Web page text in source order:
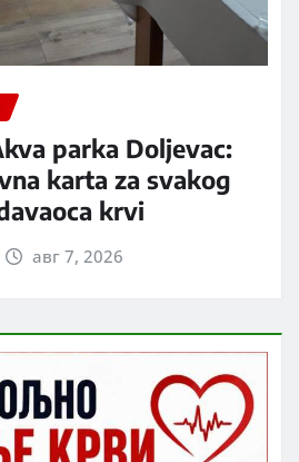
parka Doljevac:
karta za svakog
krvi
авг 7, 2026